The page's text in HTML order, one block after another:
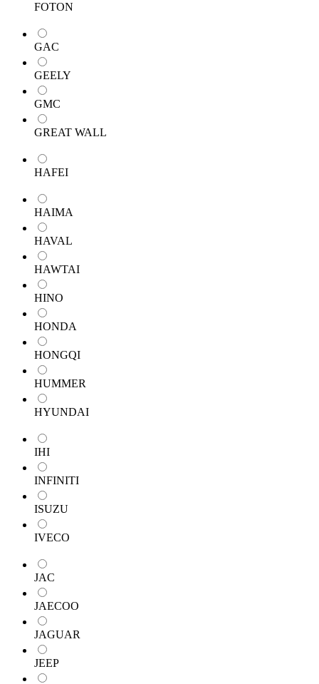
FOTON
GAC
GEELY
GMC
GREAT WALL
HAFEI
HAIMA
HAVAL
HAWTAI
HINO
HONDA
HONGQI
HUMMER
HYUNDAI
IHI
INFINITI
ISUZU
IVECO
JAC
JAECOO
JAGUAR
JEEP